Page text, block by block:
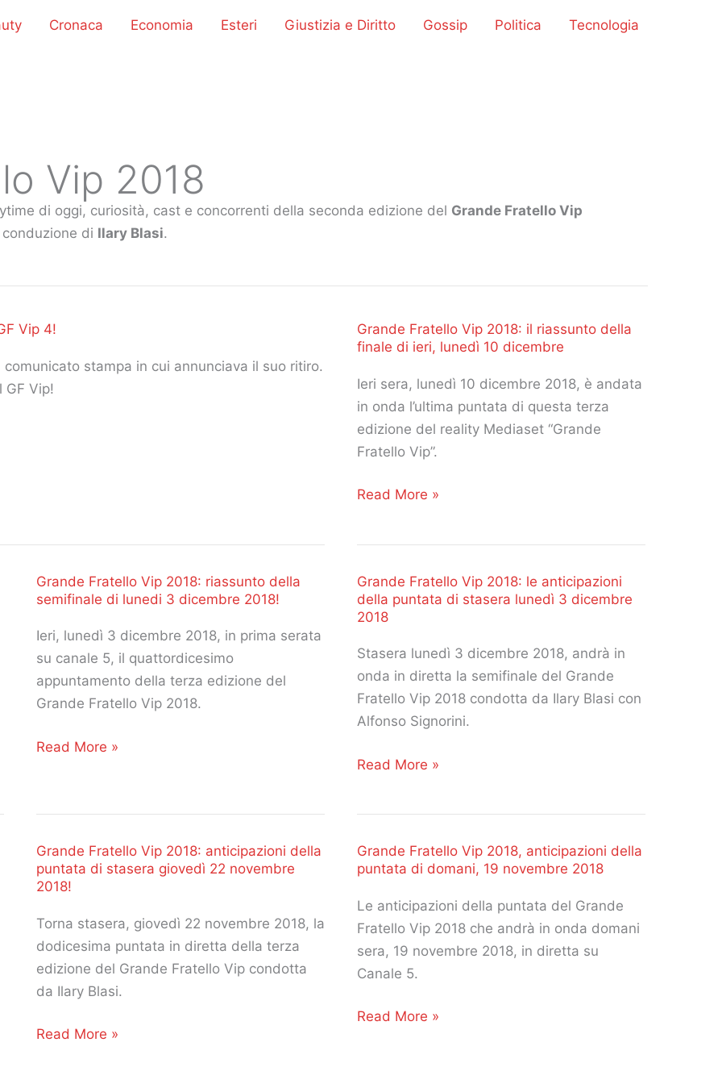
Cronaca Economia Esteri Giustizia e Diritto Gossip Politica Tecnologia
Vip 2018
di oggi, curiosità, cast e concorrenti della seconda edizione del Grande Fratello Vip
di Ilary Blasi.
Vip 4!
stampa in cui annunciava il suo ritiro.
GF Vip!
Grande Fratello Vip 2018: il riassunto della
finale di ieri, lunedì 10 dicembre
Ieri sera, lunedì 10 dicembre 2018, è andata
in onda l’ultima puntata di questa terza
edizione del reality Mediaset “Grande
Fratello Vip”.
Grande
il
riassunto
finale
di
ieri,
lunedì
dicembre
Read More »
Grande Fratello Vip 2018: riassunto della
semifinale di lunedi 3 dicembre 2018!
Ieri, lunedì 3 dicembre 2018, in prima serata
su canale 5, il quattordicesimo
appuntamento della terza edizione del
Grande Fratello Vip 2018.
Grande
2018:
della
semifinale
lunedi
3
dicembre
2018!
Read More »
Grande Fratello Vip 2018: le anticipazioni
della puntata di stasera lunedì 3 dicembre
2018
Stasera lunedì 3 dicembre 2018, andrà in
onda in diretta la semifinale del Grande
Fratello Vip 2018 condotta da Ilary Blasi con
Alfonso Signorini.
Grande
le
anticipazioni
della
puntata
di
stasera
3
Read More »
Grande Fratello Vip 2018: anticipazioni della
puntata di stasera giovedì 22 novembre
2018!
Torna stasera, giovedì 22 novembre 2018, la
dodicesima puntata in diretta della terza
edizione del Grande Fratello Vip condotta
da Ilary Blasi.
Grande
Read More »
Grande Fratello Vip 2018, anticipazioni della
puntata di domani, 19 novembre 2018
Le anticipazioni della puntata del Grande
Fratello Vip 2018 che andrà in onda domani
sera, 19 novembre 2018, in diretta su
Canale 5.
Grande
Read More »